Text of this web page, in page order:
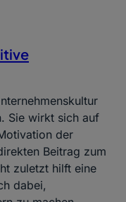
Sie wirkt sich auf
der
Beitrag zum
zuletzt hilft eine
dabei,